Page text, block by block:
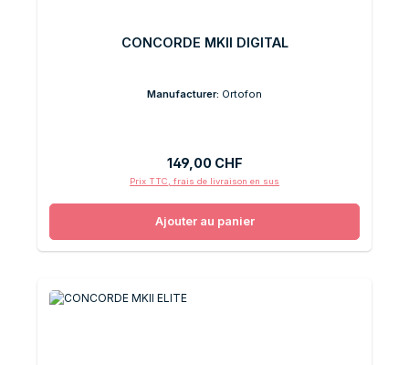
CONCORDE MKII DIGITAL
Manufacturer: Ortofon
Prix régulier :
149,00 CHF
Prix TTC, frais de livraison en sus
Ajouter au panier